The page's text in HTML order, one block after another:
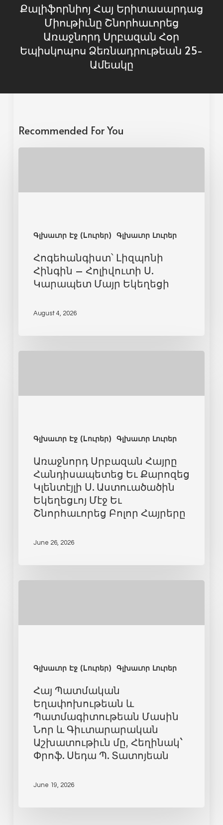
Քալիֆորնիոյ Հայ Երիտասարդաց
Միութիւնը Շնորհաւորեց
Առաջնորդ Սրբազան Հօր
Եպիսկոպոս Ձեռնադրութեան 25-
Ամեակը
Recommended For You
Գլխաւոր Էջ (Lուրեր) Գլխաւոր Լուրեր
Հոգեհանգիստ՝ Լիզպոնի
Հինգին – Հոլիվուտի Ս.
Կարապետ Մայր Եկեղեցի
August 4, 2026
Գլխաւոր Էջ (Lուրեր) Գլխաւոր Լուրեր
Առաջնորդ Սրբազան Հայրը
Հանդիսապետեց Եւ Քարոզեց
Կլենտէյլի Ս. Աստուածածին
Եկեղեցւոյ Մէջ Եւ
Շնորհաւորեց Բոլոր Հայրերը
June 26, 2026
Գլխաւոր Էջ (Lուրեր) Գլխաւոր Լուրեր
Հայ Պատմական
Եղափոխութեան և
Պատմագիտութեան Մասին
Նոր և Գիւտարարական
Աշխատութիւն մը, Հեղինակ`
Փրոֆ. Սեդա Պ. Տատոյեան
June 19, 2026